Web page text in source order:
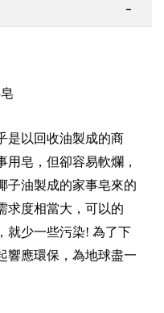
是以回收油製成的商
皂，但卻容易軟爛，
子油製成的家事皂來的
求度相當大，可以的
就少一些污染! 為了下
響應環保，為地球盡一